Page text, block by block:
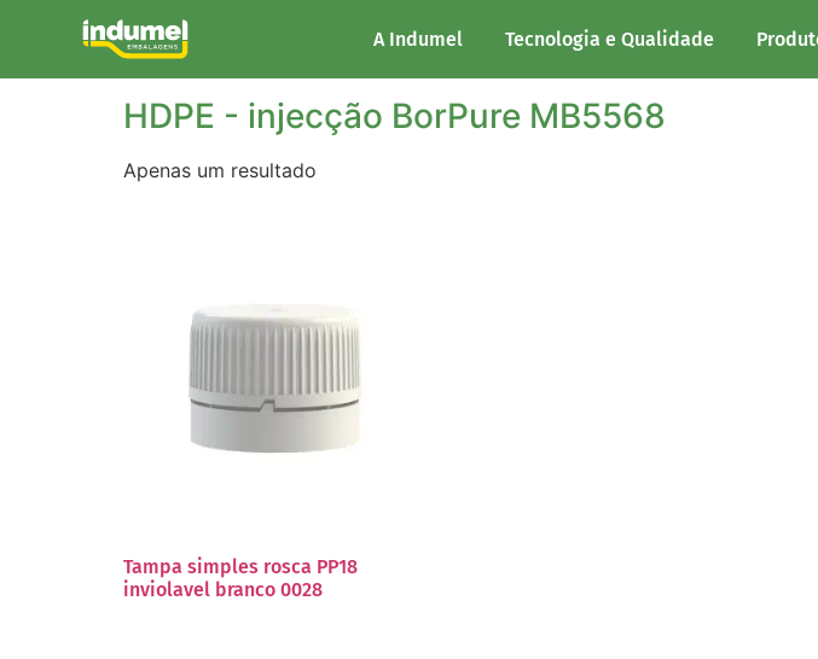
A Indumel Tecnologia e Qualidade
/ Material do produto / HDPE - injecção BorPure MB5568
HDPE - injecção BorPure MB5568
Apenas um resultado
Tampa simples rosca PP18
inviolavel branco 0028